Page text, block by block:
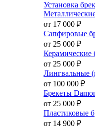
Установка
от 17 000 ₽
Сапфировые
от 25 000 ₽
Керамические
от 25 000 ₽
Лингвальные
от 100 000 ₽
Брекеты
от 25 000 ₽
Пластиковые
от 14 900 ₽